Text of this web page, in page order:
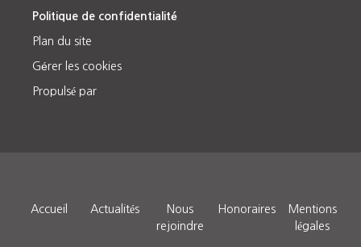
Politique de confidentialité
Plan du site
Gérer les cookies
Propulsé par
Accueil Actualités
Nous
rejoindre
Honoraires
Mentions
légales